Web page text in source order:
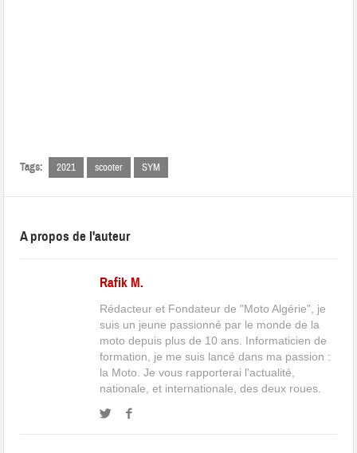
Tags: 2021 scooter SYM
A propos de l'auteur
Rafik M.
Rédacteur et Fondateur de "Moto Algérie", je
suis un jeune passionné par le monde de la
moto depuis plus de 10 ans. Informaticien de
formation, je me suis lancé dans ma passion :
la Moto. Je vous rapporterai l'actualité,
nationale, et internationale, des deux roues.